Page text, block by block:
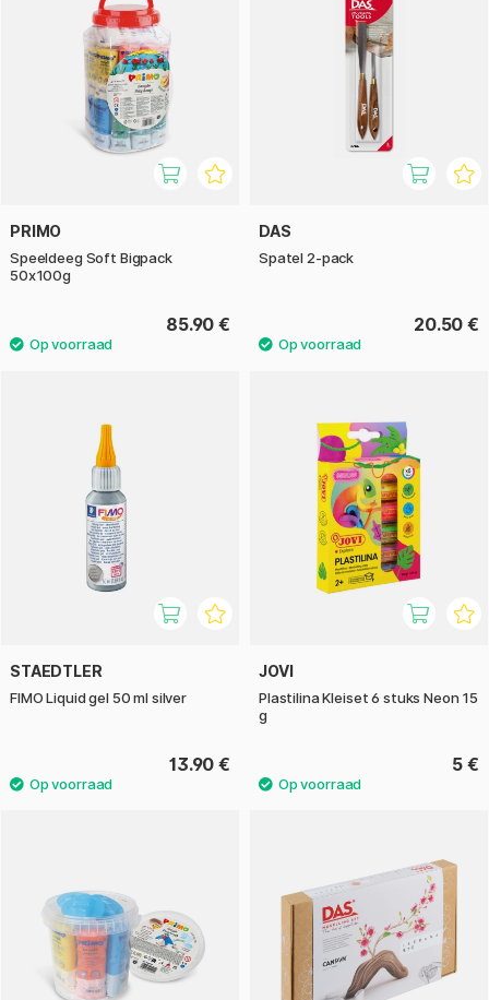
PRIMO
Speeldeeg Soft Bigpack
50x100g
85.90 €
DAS
Spatel 2-pack
20.50 €
STAEDTLER
FIMO Liquid gel 50 ml silver
13.90 €
JOVI
Plastilina Kleiset 6 stuks Neon 15
g
5 €